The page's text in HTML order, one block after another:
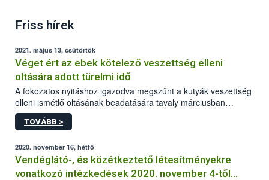
Friss hírek
2021. május 13, csütörtök
Véget ért az ebek kötelező veszettség elleni
oltására adott türelmi idő
A fokozatos nyitáshoz igazodva megszűnt a kutyák veszettség
elleni ismétlő oltásának beadatására tavaly márciusban
elrendelt türelmi idő. A hatóság kéri az érintett kutyatartókat,
hogy lehetőség szerint mielőbb pótolják állatuknál az
TOVÁBB >
2020. november 16, hétfő
Vendéglátó-, és közétkeztető létesítményekre
vonatkozó intézkedések 2020. november 4-től